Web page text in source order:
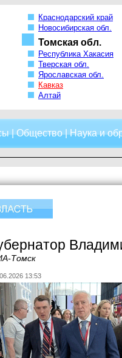
Краснодарский край
Новосибирская обл.
Томская обл.
Республика Хакасия
Тверская обл.
Ярославская обл.
Кавказ
Алтай
|Общество|Наука и
Томск
13:53